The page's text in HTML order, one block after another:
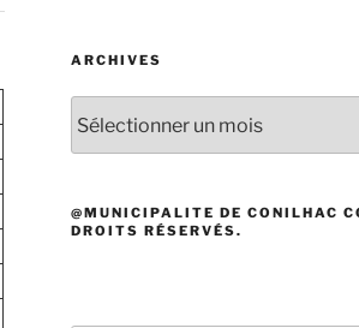
ARCHIVES
@MUNICIPALITE DE CONILHAC
DROITS RÉSERVÉS.